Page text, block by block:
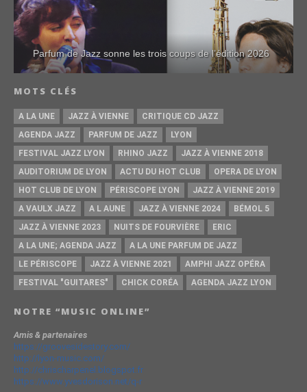
Parfum de Jazz sonne les trois coups de l’édition 2026
MOTS CLÉS
A LA UNE JAZZ À VIENNE
CRITIQUE CD JAZZ
AGENDA JAZZ
PARFUM DE JAZZ
LYON
FESTIVAL JAZZ LYON
RHINO JAZZ
JAZZ À VIENNE 2018
AUDITORIUM DE LYON
ACTU DU HOT CLUB
OPERA DE LYON
HOT CLUB DE LYON
PÉRISCOPE LYON
JAZZ À VIENNE 2019
A VAULX JAZZ
A L AUNE JAZZ À VIENNE 2024
BÉMOL 5
JAZZ À VIENNE 2023
NUITS DE FOURVIÈRE
ERIC
A LA UNE; AGENDA JAZZ
A LA UNE PARFUM DE JAZZ
LE PÉRISCOPE
JAZZ À VIENNE 2021
AMPHI JAZZ OPÉRA
FESTIVAL "GUITARES"
CHICK CORÉA AGENDA JAZZ LYON
NOTRE “MUSIC ONLINE”
Amis & partenaires
https://groovesidestory.com/
http://lyon-music.com/
http://chrischarpenel.blogspot.fr
https://www.yvesdorison.net/q-r